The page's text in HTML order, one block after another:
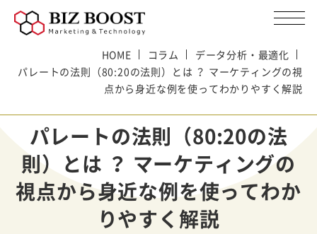
HOME コラム
データ分析・最適化
パレートの法則（80:20の法則）とは ？ マーケティングの視
点から身近な例を使ってわかりやすく解説
パレートの法則（80:20の法
則）とは ？ マーケティングの
視点から身近な例を使ってわか
りやすく解説